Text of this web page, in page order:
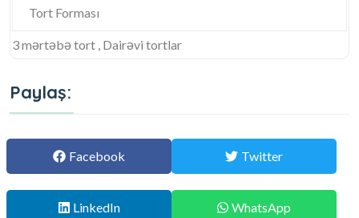
Tort Forması
3 mərtəbə tort , Dairəvi tortlar
Paylaş:
Facebook Twitter
LinkedIn WhatsApp